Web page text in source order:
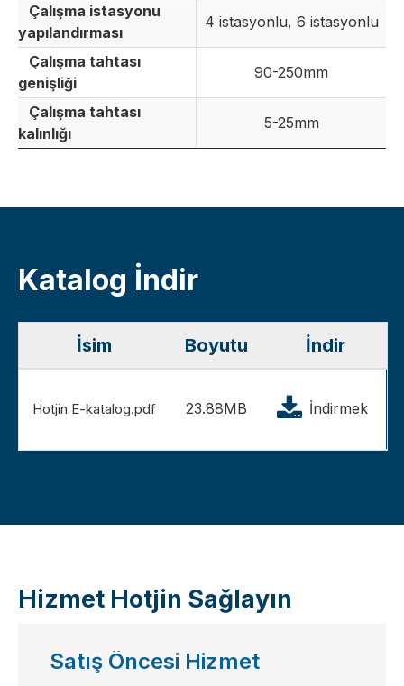
Çalışma istasyonu
yapılandırması
4 istasyonlu, 6 istasyonlu
Çalışma tahtası
genişliği
90-250mm
Çalışma tahtası
kalınlığı
5-25mm
Katalog İndir
İsim Boyutu İndir
Hotjin E-katalog.pdf 23.88MB İndirmek
Hizmet Hotjin Sağlayın
Satış Öncesi Hizmet